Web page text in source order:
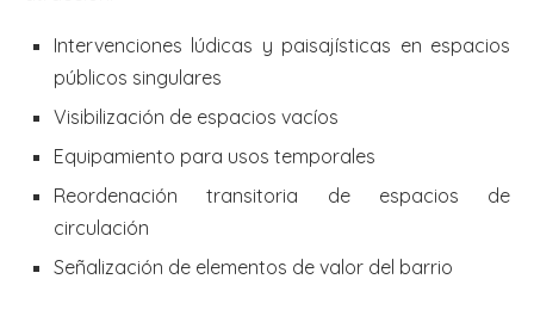
Intervenciones lúdicas y paisajísticas en espacios
públicos singulares
Visibilización de espacios vacíos
Equipamiento para usos temporales
Reordenación transitoria de espacios de
circulación
Señalización de elementos de valor del barrio